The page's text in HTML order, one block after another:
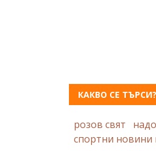
КАКВО СЕ ТЪРСИ?
розов свят
спортни новини